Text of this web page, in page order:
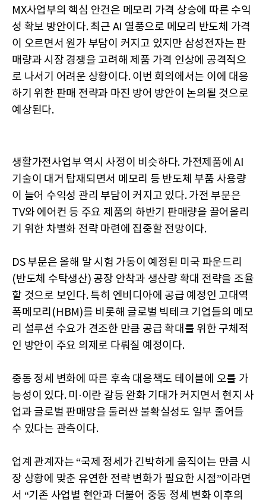
MX사업부의 핵심 안건은 메모리 가격 상승에 따른 수익
성 확보 방안이다. 최근 AI 열풍으로 메모리 반도체 가격
이 오르면서 원가 부담이 커지고 있지만 삼성전자는 판
매량과 시장 경쟁을 고려해 제품 가격 인상에 공격적으
로 나서기 어려운 상황이다. 이번 회의에서는 이에 대응
하기 위한 판매 전략과 마진 방어 방안이 논의될 것으로
예상된다.
생활가전사업부 역시 사정이 비슷하다. 가전제품에 AI
기술이 대거 탑재되면서 메모리 등 반도체 부품 사용량
이 늘어 수익성 관리 부담이 커지고 있다. 가전 부문은
TV와 에어컨 등 주요 제품의 하반기 판매량을 끌어올리
기 위한 차별화 전략 마련에 집중할 전망이다.
DS 부문은 올해 말 시험 가동이 예정된 미국 파운드리
(반도체 수탁생산) 공장 안착과 생산량 확대 전략을 조율
할 것으로 보인다. 특히 엔비디아에 공급 예정인 고대역
폭메모리(HBM)를 비롯해 글로벌 빅테크 기업들의 메모
리 설루션 수요가 견조한 만큼 공급 확대를 위한 구체적
인 방안이 주요 의제로 다뤄질 예정이다.
중동 정세 변화에 따른 후속 대응책도 테이블에 오를 가
능성이 있다. 미·이란 갈등 완화 기대가 커지면서 현지 사
업과 글로벌 판매망을 둘러싼 불확실성도 일부 줄어들
수 있다는 관측이다.
업계 관계자는 “국제 정세가 긴박하게 움직이는 만큼 시
장 상황에 맞춘 유연한 전략 변화가 필요한 시점”이라면
서 “기존 사업별 현안과 더불어 중동 정세 변화 이후의